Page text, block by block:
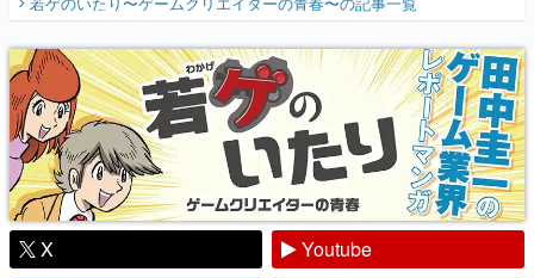
『少年ジャンプ』色だった【若ゲのいた
り】
X
Youtube